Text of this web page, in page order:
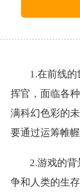
1.在前线
挥官，面临各
满科幻色彩的
要通过运筹帷
2.游戏的
争和人类的生